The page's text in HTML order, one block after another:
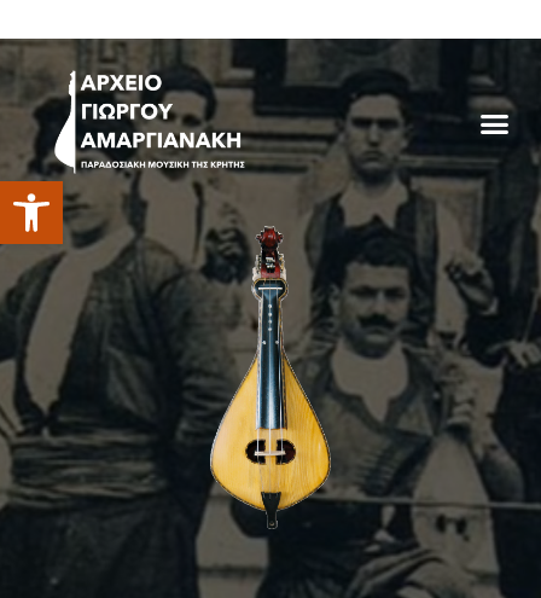
Ανοίξτε τη γραμμή εργαλείων